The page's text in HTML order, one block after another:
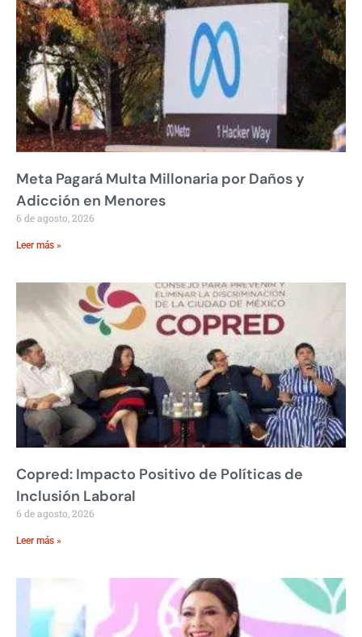
Meta Pagará Multa Millonaria por Daños y
Adicción en Menores
6 de agosto, 2026
Leer más »
Copred: Impacto Positivo de Políticas de
Inclusión Laboral
6 de agosto, 2026
Leer más »